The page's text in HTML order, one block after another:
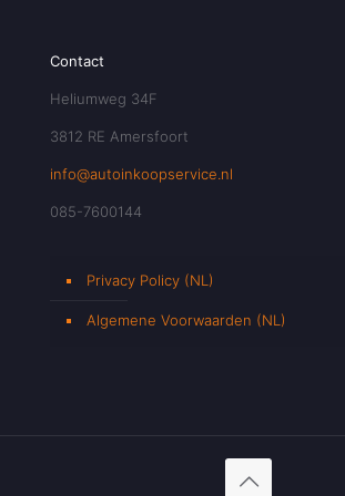
Contact
Heliumweg 34F
3812 RE Amersfoort
info@autoinkoopservice.nl
085-7600144
Privacy Policy (NL)
Algemene Voorwaarden (NL)